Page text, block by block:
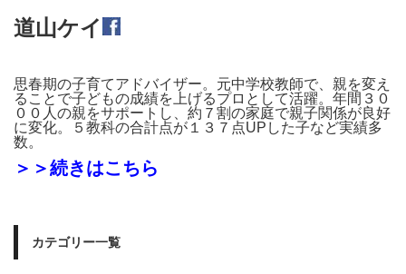
道山ケイ
思春期の子育てアドバイザー。元中学校教師で、親を変え
ることで子どもの成績を上げるプロとして活躍。年間３０
００人の親をサポートし、約７割の家庭で親子関係が良好
に変化。５教科の合計点が１３７点UPした子など実績多
数。
＞＞続きはこちら
カテゴリー一覧